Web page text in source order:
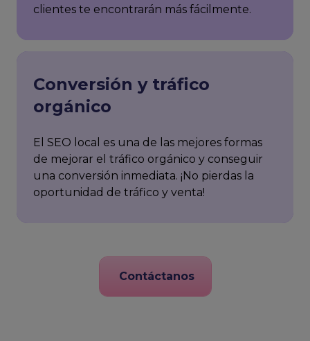
clientes te encontrarán más fácilmente.
Conversión y tráfico
orgánico
El SEO local es una de las mejores formas
de mejorar el tráfico orgánico y conseguir
una conversión inmediata. ¡No pierdas la
oportunidad de tráfico y venta!
Contáctanos